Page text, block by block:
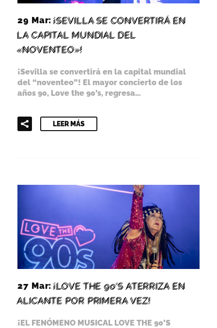
29 Mar:¡SEVILLA SE CONVERTIRÁ EN
LA CAPITAL MUNDIAL DEL
«NOVENTEO»!
¡Sevilla se convertirá en la capital mundial
del “noventeo”! El mayor concierto de los
años 90, Love the 90’s, regresa…
LEER MÁS
27 Mar:¡LOVE THE 90’S ATERRIZA EN
ALICANTE POR PRIMERA VEZ!
¡EL FENÓMENO MUSICAL LOVE THE 90’S